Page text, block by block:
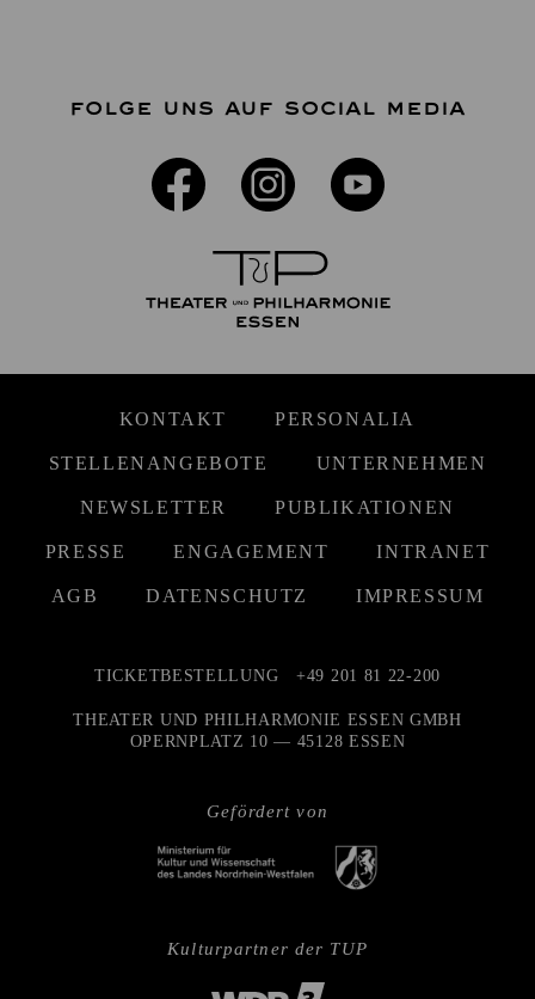
FOLGE UNS AUF SOCIAL MEDIA
KONTAKT PERSONALIA
STELLENANGEBOTE UNTERNEHMEN
NEWSLETTER PUBLIKATIONEN
PRESSE ENGAGEMENT INTRANET
AGB DATENSCHUTZ IMPRESSUM
Gefördert von
TICKETBESTELLUNG +49 201 81 22-200
THEATER UND PHILHARMONIE ESSEN GMBH
OPERNPLATZ 10 — 45128 ESSEN
Kulturpartner der TUP